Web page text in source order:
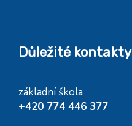
Důležité kontakty
základní škola
+420 774 446 377